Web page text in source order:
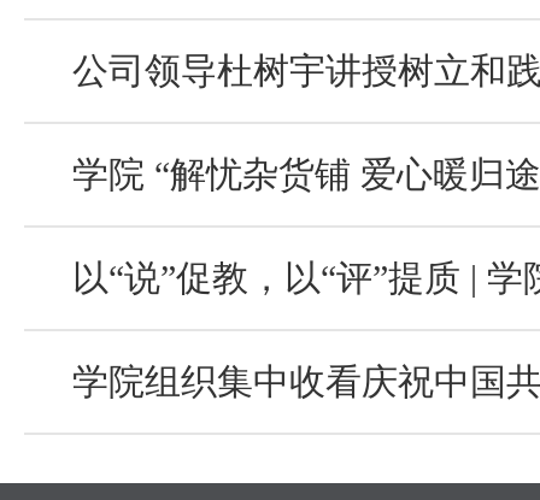
公司领导杜树宇讲授树立和践行正确政绩
学院 “解忧杂货铺 爱心暖归途”校内跳
以“说”促教，以“评”提质 | 学院成功举办“说课程
学院组织集中收看庆祝中国共产党